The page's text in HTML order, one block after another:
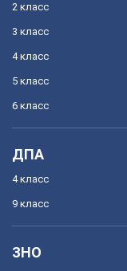
2 класс
3 класс
4 класс
5 класс
6 класс
ДПА
4 класс
9 класс
ЗНО